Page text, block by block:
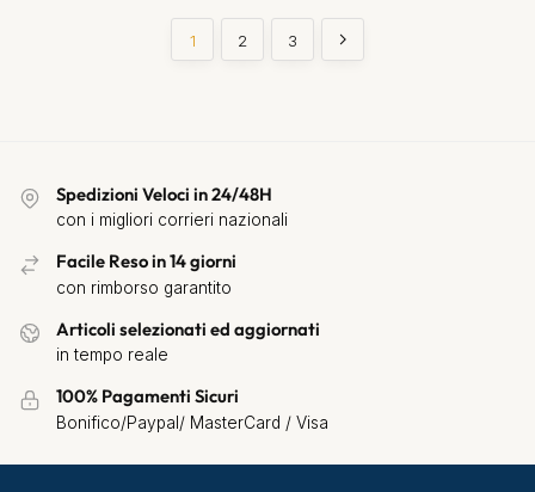
1 2 3
Spedizioni Veloci in 24/48H
con i migliori corrieri nazionali
Facile Reso in 14 giorni
con rimborso garantito
Articoli selezionati ed aggiornati
in tempo reale
100% Pagamenti Sicuri
Bonifico/Paypal/ MasterCard / Visa